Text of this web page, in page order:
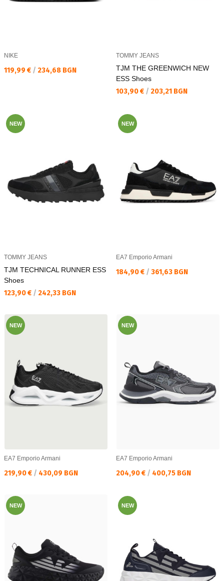
NIKE
Текуща цена:
119,99 € / 234,68 BGN
TOMMY JEANS
TJM THE GREENWICH NEW
ESS Shoes
Текуща цена:
103,90 € / 203,21 BGN
NEW
TOMMY JEANS
TJM TECHNICAL RUNNER ESS
Shoes
Текуща цена:
123,90 € / 242,33 BGN
NEW
EA7 Emporio Armani
Текуща цена:
184,90 € / 361,63 BGN
NEW
EA7 Emporio Armani
Текуща цена:
219,90 € / 430,09 BGN
NEW
EA7 Emporio Armani
Текуща цена:
204,90 € / 400,75 BGN
NEW NEW